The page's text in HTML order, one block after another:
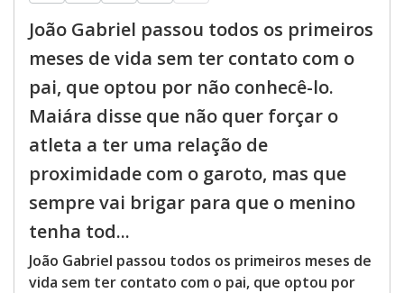
João Gabriel passou todos os primeiros
meses de vida sem ter contato com o
pai, que optou por não conhecê-lo.
Maiára disse que não quer forçar o
atleta a ter uma relação de
proximidade com o garoto, mas que
sempre vai brigar para que o menino
tenha tod...
João Gabriel passou todos os primeiros meses de
vida sem ter contato com o pai, que optou por